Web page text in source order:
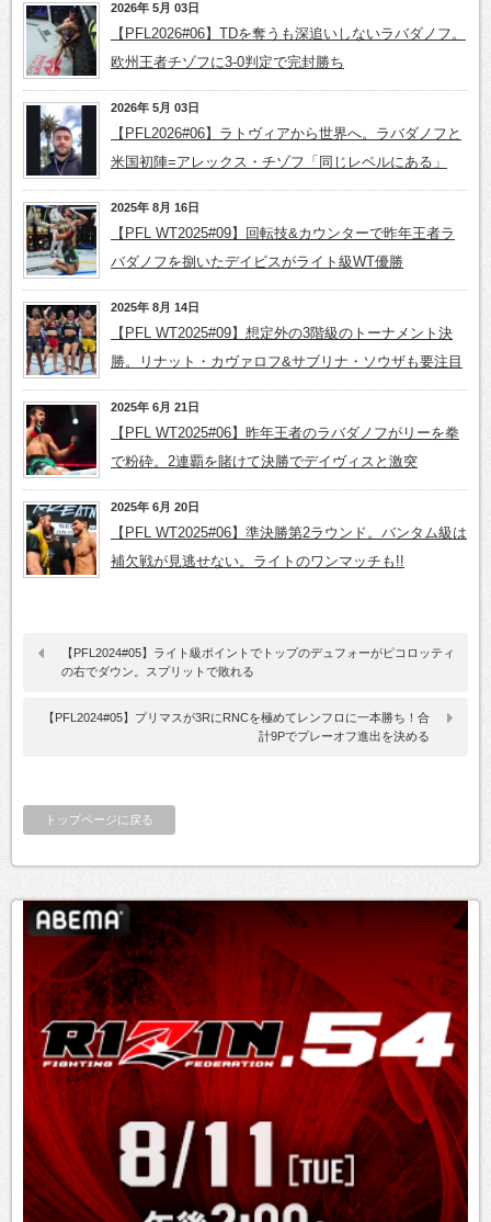
2026年 5月 03日
【PFL2026#06】TDを奪うも深追いしないラバダノフ。
欧州王者チゾフに3-0判定で完封勝ち
2026年 5月 03日
【PFL2026#06】ラトヴィアから世界へ。ラバダノフと
米国初陣=アレックス・チゾフ「同じレベルにある」
2025年 8月 16日
【PFL WT2025#09】回転技&カウンターで昨年王者ラ
バダノフを捌いたデイビスがライト級WT優勝
2025年 8月 14日
【PFL WT2025#09】想定外の3階級のトーナメント決
勝。リナット・カヴァロフ&サブリナ・ソウザも要注目
2025年 6月 21日
【PFL WT2025#06】昨年王者のラバダノフがリーを拳
で粉砕。2連覇を賭けて決勝でデイヴィスと激突
2025年 6月 20日
【PFL WT2025#06】準決勝第2ラウンド。バンタム級は
補欠戦が見逃せない。ライトのワンマッチも!!
【PFL2024#05】ライト級ポイントでトップのデュフォーがピコロッティ
の右でダウン。スプリットで敗れる
【PFL2024#05】プリマスが3RにRNCを極めてレンフロに一本勝ち！合
計9Pでプレーオフ進出を決める
トップページに戻る